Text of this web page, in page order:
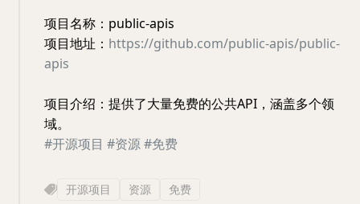
项目名称：public-apis
项目地址： https://github.com/public-apis/public-
apis
项目介绍：提供了大量免费的公共API，涵盖多个领
域。
#开源项目 #资源#免费
开源项目 资源 免费